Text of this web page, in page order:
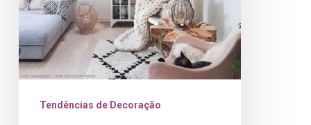
para
usar
na
sua
casaTendências de Decoração